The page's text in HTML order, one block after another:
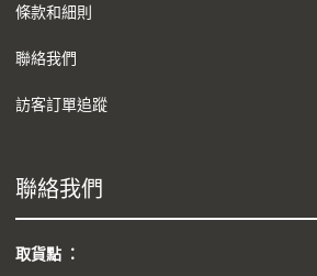
條款和細則
聯絡我們
訪客訂單追蹤
聯絡我們
取貨點 ：